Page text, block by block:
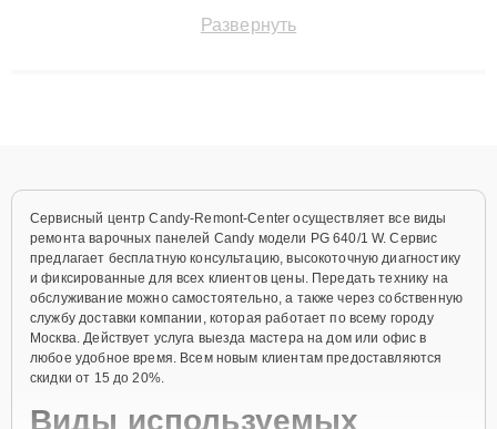
сохранением гарантии до 3 лет. Наши мастера решают
Развернуть
Сервисный центр Candy-Remont-Center осуществляет все виды
ремонта варочных панелей Candy модели PG 640/1 W. Сервис
предлагает бесплатную консультацию, высокоточную диагностику
и фиксированные для всех клиентов цены. Передать технику на
обслуживание можно самостоятельно, а также через собственную
службу доставки компании, которая работает по всему городу
Москва. Действует услуга выезда мастера на дом или офис в
любое удобное время. Всем новым клиентам предоставляются
скидки от 15 до 20%.
Виды используемых